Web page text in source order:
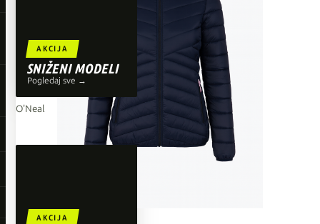
AKCIJA
SNIŽENI MODELI
Pogledaj sve →
Liv
Shimano
Wahoo
O'Neal
AKCIJA